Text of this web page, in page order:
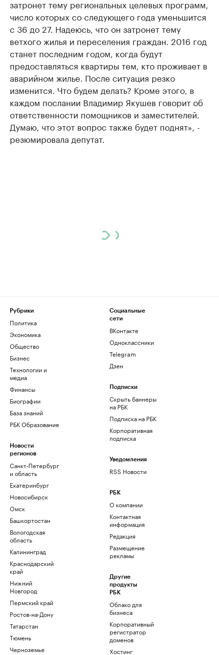
затронет тему региональных целевых программ,
число которых со следующего года уменьшится
с 36 до 27. Надеюсь, что он затронет тему
ветхого жилья и переселения граждан. 2016 год
станет последним годом, когда будут
предоставляться квартиры тем, кто проживает в
аварийном жилье. После ситуация резко
изменится. Что будем делать? Кроме этого, в
каждом послании Владимир Якушев говорит об
ответственности помощников и заместителей.
Думаю, что этот вопрос также будет поднят», -
резюмировала депутат.
Рубрики
Политика
Экономика
Общество
Бизнес
Технологии и
медиа
Финансы
Биографии
База знаний
РБК Образование
Новости
регионов
Санкт-Петербург
и область
Екатеринбург
Новосибирск
Омск
Башкортостан
Вологодская
область
Калининград
Краснодарский
край
Нижний
Новгород
Пермский край
Ростов-на-Дону
Татарстан
Тюмень
Черноземье
Социальные
сети
ВКонтакте
Одноклассники
Telegram
Дзен
Подписки
Скрыть баннеры
на РБК
Подписка на РБК
Корпоративная
подписка
Уведомления
RSS Новости
РБК
О компании
Контактная
информация
Редакция
Размещение
рекламы
Другие
продукты
РБК
Облако для
бизнеса
Корпоративный
регистратор
доменов
Хостинг